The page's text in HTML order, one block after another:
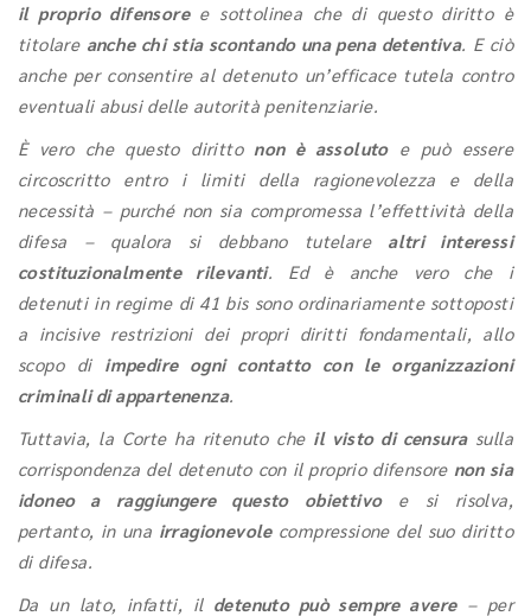
il proprio difensoree sottolinea che di questo diritto è
titolare anche chi stia scontando una pena detentiva. E ciò
anche per consentire al detenuto un’efficace tutela contro
eventuali abusi delle autorità penitenziarie.
È vero che questo diritto non è assolutoe può essere
circoscritto entro i limiti della ragionevolezza e della
necessità – purché non sia compromessa l’effettività della
difesa – qualora si debbano tutelare altri interessi
costituzionalmente rilevanti. Ed è anche vero che i
detenuti in regime di 41 bis sono ordinariamente sottoposti
a incisive restrizioni dei propri diritti fondamentali, allo
scopo di impedire ogni contatto con le organizzazioni
criminali di appartenenza.
Tuttavia, la Corte ha ritenuto che il visto di censurasulla
corrispondenza del detenuto con il proprio difensore non sia
idoneo a raggiungere questo obiettivoe si risolva,
pertanto, in una irragionevolecompressione del suo diritto
di difesa.
Da un lato, infatti, il detenuto può sempre avere– per